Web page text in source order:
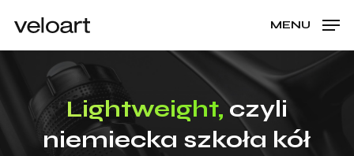
main
MENU
Cart CLOSE
Lightweight,czyli
niemiecka szkoła kół